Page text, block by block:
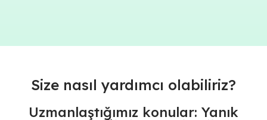
Size nasıl yardımcı olabiliriz?
Uzmanlaştığımız konular: Yanık